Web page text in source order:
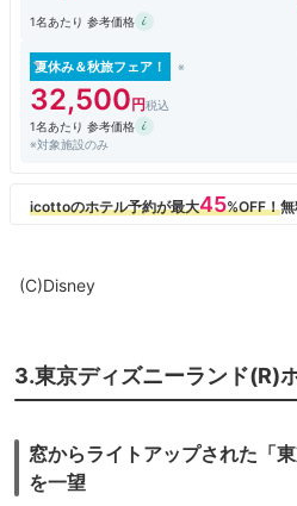
さすが夏休み。パークにインしなくても
キャストの方の接客は今日も気持ちよく
敵なホテルです。
1名あたり 参考価格
夏休み＆秋旅フェア！
32,500
1名あたり 参考価格
※対象施設のみ
(C)Disney
3.東京ディズニーランド(R)
窓からライトアップされた「
を一望